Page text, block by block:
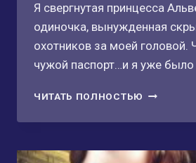
Я свергнутая принцесса
одиночка, вынужденная
охотников за моей головой.
чужой паспорт…и я уже
ЧИТАТЬ ПОЛНОСТЬЮ ТАЙНА